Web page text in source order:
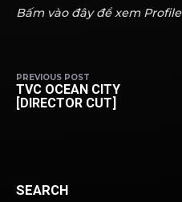
Bấm vào đây để xem Profile
PREVIOUS POST
TVC OCEAN CITY
[DIRECTOR CUT]
SEARCH